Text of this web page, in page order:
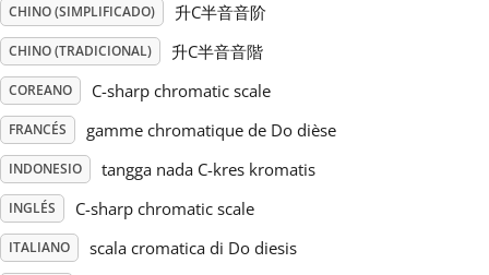
Türkçe
Українська
简体中文
繁體中文
CHINO (SIMPLIFICADO) 升C半音音阶
CHINO (TRADICIONAL) 升C半音音階
COREANO C-sharp chromatic scale
FRANCÉS gamme chromatique de Do dièse
INDONESIO tangga nada C-kres kromatis
INGLÉS C-sharp chromatic scale
ITALIANO scala cromatica di Do diesis